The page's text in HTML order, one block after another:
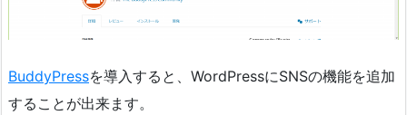
BuddyPressを導入すると、WordPressにSNSの機能を追加
することが出来ます。